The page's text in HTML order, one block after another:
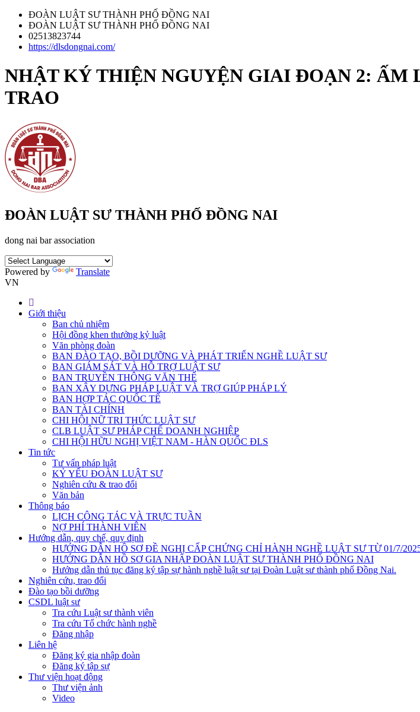
ĐOÀN LUẬT SƯ THÀNH PHỐ ĐỒNG NAI
ĐOÀN LUẬT SƯ THÀNH PHỐ ĐỒNG NAI
02513823744
https://dlsdongnai.com/
NHẬT KÝ THIỆN NGUYỆN GIAI ĐOẠN 2: ẤM
TRAO
ĐOÀN LUẬT SƯ THÀNH PHỐ ĐỒNG NAI
dong nai bar association
Powered by
Translate
VN
Giới thiệu
Ban chủ nhiệm
Hội đồng khen thưởng kỷ luật
Văn phòng đoàn
BAN ĐÀO TẠO, BỒI DƯỠNG VÀ PHÁT TRIỂN NGHỀ LUẬT SƯ
BAN GIÁM SÁT VÀ HỖ TRỢ LUẬT SƯ
BAN TRUYỀN THÔNG VĂN THỂ
BAN XÂY DỰNG PHÁP LUẬT VÀ TRỢ GIÚP PHÁP LÝ
BAN HỢP TÁC QUỐC TẾ
BAN TÀI CHÍNH
CHI HỘI NỮ TRI THỨC LUẬT SƯ
CLB LUẬT SƯ PHÁP CHẾ DOANH NGHIỆP
CHI HỘI HỮU NGHỊ VIỆT NAM - HÀN QUỐC ĐLS
Tin tức
Tư vấn pháp luật
KỶ YẾU ĐOÀN LUẬT SƯ
Nghiên cứu & trao đổi
Văn bản
Thông báo
LỊCH CÔNG TÁC VÀ TRỰC TUẦN
NỢ PHÍ THÀNH VIÊN
Hướng dẫn, quy chế, quy định
HƯỚNG DẪN HỒ SƠ ĐỀ NGHỊ CẤP CHỨNG CHỈ HÀNH NGHỀ LUẬT SƯ TỪ 01/7/
HƯỚNG DẪN HỒ SƠ GIA NHẬP ĐOÀN LUẬT SƯ THÀNH PHỐ ĐỒNG NAI
Hướng dẫn thủ tục đăng ký tập sự hành nghề luật sư tại Đoàn Luật sư thành phố Đồng Nai.
Nghiên cứu, trao đổi
Đào tạo bồi dưỡng
CSDL luật sư
Tra cứu Luật sư thành viên
Tra cứu Tổ chức hành nghề
Đăng nhập
Liên hệ
Đăng ký gia nhập đoàn
Đăng ký tập sự
Thư viện hoạt động
Thư viện ảnh
Video